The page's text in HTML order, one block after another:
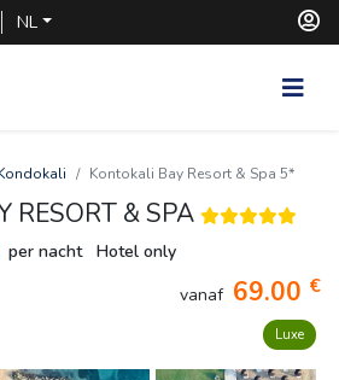
NL
Kontokali Bay Resort & Spa 5*
RESORT & SPA
per nacht
Hotel only
vanaf 69.00 €
Luxe